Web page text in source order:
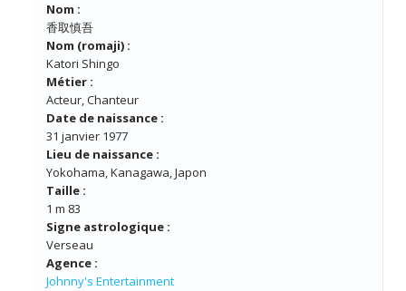
Nom :
香取慎吾
Nom (romaji) :
Katori Shingo
Métier :
Acteur, Chanteur
Date de naissance :
31 janvier 1977
Lieu de naissance :
Yokohama, Kanagawa, Japon
Taille :
1 m 83
Signe astrologique :
Verseau
Agence :
Johnny's Entertainment